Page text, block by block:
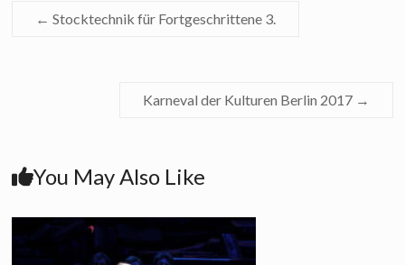
← Stocktechnik für Fortgeschrittene 3.
Karneval der Kulturen Berlin 2017 →
You May Also Like